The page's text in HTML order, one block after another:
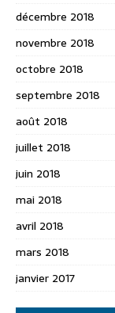
décembre 2018
novembre 2018
octobre 2018
septembre 2018
août 2018
juillet 2018
juin 2018
mai 2018
avril 2018
mars 2018
janvier 2017